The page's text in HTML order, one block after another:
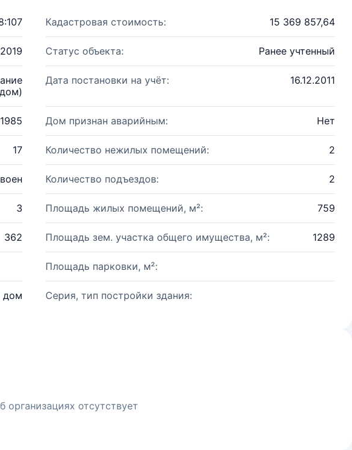
Кадастровая стоимость: 15 369 857,64
Статус объекта: Ранее учтенный
Дата постановки на учёт: 16.12.2011
1985 Дом признан аварийным: Нет
17 Количество нежилых помещений: 2
Количество подъездов: 2
3 Площадь жилых помещений, м²: 759
362 Площадь зем. участка общего имущества, м²: 1289
Площадь парковки, м²:
дом Серия, тип постройки здания:
организациях отсутствует